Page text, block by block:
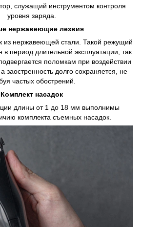
служащий инструментом контроля
уровня заряда.
нержавеющие лезвия
из нержавеющей стали. Такой режущий
в период длительной эксплуатации, так
поломкам при воздействии
заостренность долго сохраняется, не
частых обострений.
Комплект насадок
длины от 1 до 18 мм выполнимы
комплекта съемных насадок.